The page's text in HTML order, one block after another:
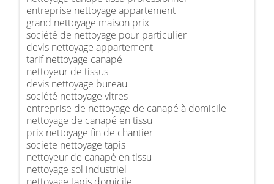
entreprise nettoyage appartement
grand nettoyage maison prix
société de nettoyage pour particulier
devis nettoyage appartement
tarif nettoyage canapé
nettoyeur de tissus
devis nettoyage bureau
société nettoyage vitres
entreprise de nettoyage de canapé à domicile
nettoyage de canapé en tissu
prix nettoyage fin de chantier
societe nettoyage tapis
nettoyeur de canapé en tissu
nettoyage sol industriel
nettoyage tapis domicile